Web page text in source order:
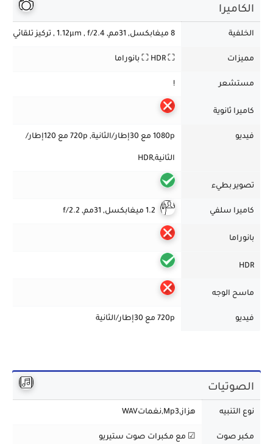
الكاميرا
الخلفية 8 ميغابكسل , 31مم , 1.12µm , f/2.4 , تركيز تلقائي
مميزات ⛶ HDR ⛶ بانوراما
مستشعر !
كاميرا ثانوية
فيديو 1080p مع 30إطار/الثانية, 720p مع 120إطار/
الثانية,HDR
تصوير بطيء
كاميرا سلفي 1.2 ميغابكسل, 31مم, f/2.2
بانوراما
HDR
ماسح الوجه
فيديو 720p مع 30إطار/الثانية
الصوتيات
نوع التنبيه هزاز,Mp3,نغماتWAV
مكبر صوت ☑ مع مكبرات صوت ستيريو